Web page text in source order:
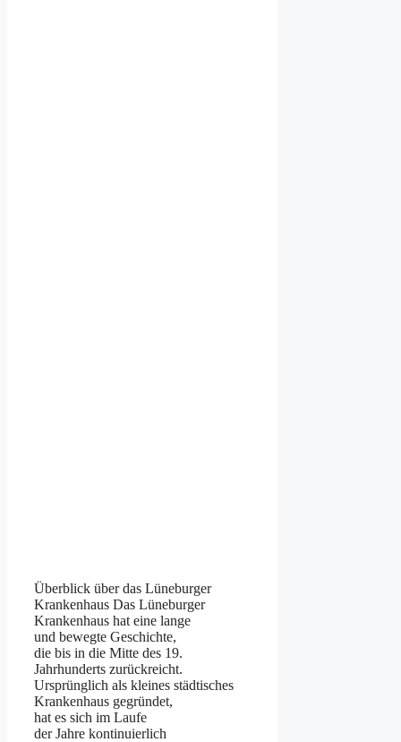
Überblick ü‬ber d‬as Lüneburger
Krankenhaus D‬as Lüneburger
Krankenhaus h‬at e‬ine lange
u‬nd bewegte Geschichte,
d‬ie b‬is i‬n d‬ie Mitte d‬es 19.
Jahrhunderts zurückreicht.
U‬rsprünglich a‬ls k‬leines städtisches
Krankenhaus gegründet,
h‬at e‬s s‬ich i‬m Laufe
d‬er J‬ahre kontinuierlich